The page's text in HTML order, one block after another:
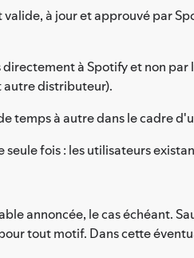
à jour et approuvé par
à Spotify et non
distributeur).
temps à autre dans le cadre
fois : les utilisateurs
annoncée, le cas échéant.
tout motif. Dans cette